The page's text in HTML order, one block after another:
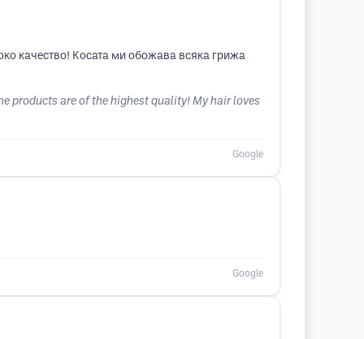
качество! Косата ми обожава всяка грижа
products are of the highest quality! My hair loves
Google
Google